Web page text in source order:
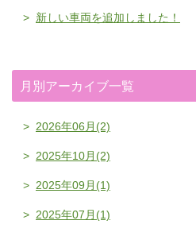
新しい車両を追加しました！
月別アーカイブ一覧
2026年06月(2)
2025年10月(2)
2025年09月(1)
2025年07月(1)